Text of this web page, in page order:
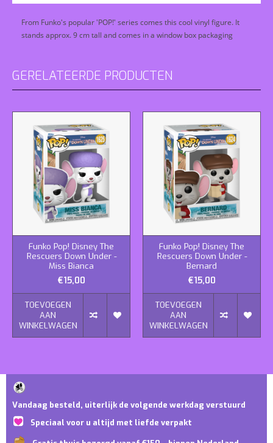
From Funko's popular 'POP!' series comes this cool vinyl figure. It
stands approx. 9 cm tall and comes in a window box packaging
GERELATEERDE PRODUCTEN
Funko Pop! Disney The
Rescuers Down Under -
Miss Bianca
€15,00
TOEVOEGEN
AAN
WINKELWAGEN
Funko Pop! Disney The
Rescuers Down Under -
Bernard
€15,00
TOEVOEGEN
AAN
WINKELWAGEN
Vandaag besteld, uiterlijk de volgende werkdag verstuurd
Speciaal voor u altijd met liefde verpakt